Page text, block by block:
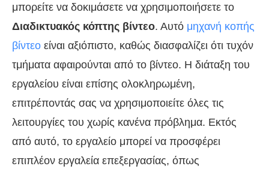
μπορείτε να δοκιμάσετε να χρησιμοποιήσετε το
Διαδικτυακός κόπτης βίντεο. Αυτό μηχανή κοπής
βίντεο είναι αξιόπιστο, καθώς διασφαλίζει ότι τυχόν
τμήματα αφαιρούνται από το βίντεο. Η διάταξη του
εργαλείου είναι επίσης ολοκληρωμένη,
επιτρέποντάς σας να χρησιμοποιείτε όλες τις
λειτουργίες του χωρίς κανένα πρόβλημα. Εκτός
από αυτό, το εργαλείο μπορεί να προσφέρει
επιπλέον εργαλεία επεξεργασίας, όπως